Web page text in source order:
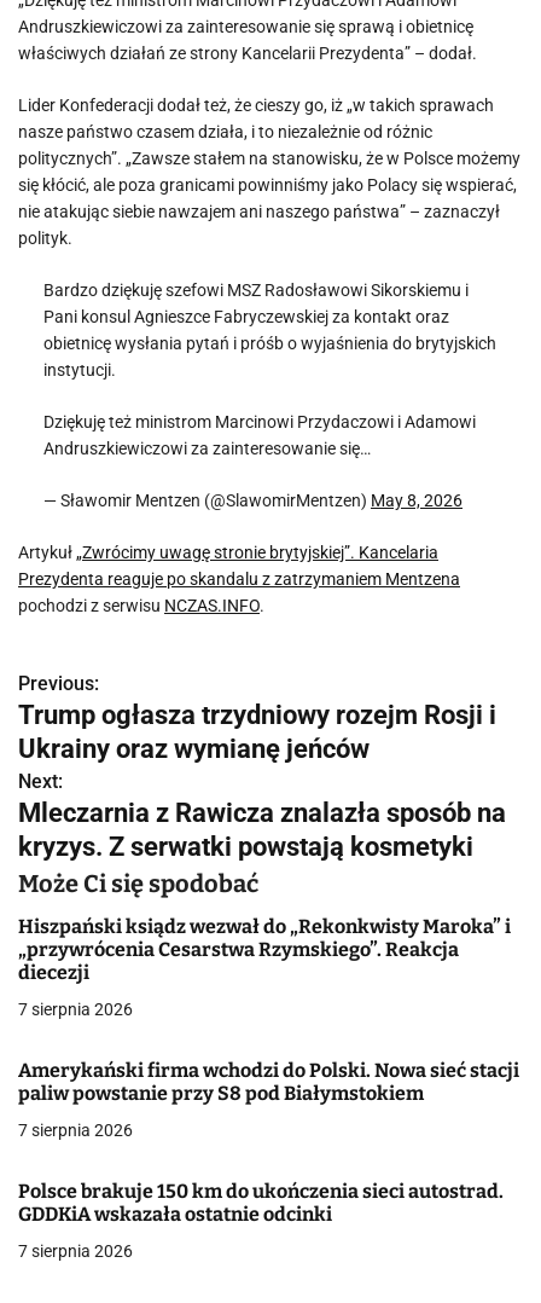
Andruszkiewiczowi za zainteresowanie się sprawą i obietnicę
właściwych działań ze strony Kancelarii Prezydenta” – dodał.
Lider Konfederacji dodał też, że cieszy go, iż „w takich sprawach
nasze państwo czasem działa, i to niezależnie od różnic
politycznych”. „Zawsze stałem na stanowisku, że w Polsce możemy
się kłócić, ale poza granicami powinniśmy jako Polacy się wspierać,
nie atakując siebie nawzajem ani naszego państwa” – zaznaczył
polityk.
Bardzo dziękuję szefowi MSZ Radosławowi Sikorskiemu i
Pani konsul Agnieszce Fabryczewskiej za kontakt oraz
obietnicę wysłania pytań i próśb o wyjaśnienia do brytyjskich
instytucji.
Dziękuję też ministrom Marcinowi Przydaczowi i Adamowi
Andruszkiewiczowi za zainteresowanie się…
— Sławomir Mentzen (@SlawomirMentzen) May 8, 2026
Artykuł„Zwrócimy uwagę stronie brytyjskiej”. Kancelaria
Prezydenta reaguje po skandalu z zatrzymaniem Mentzena
pochodzi z serwisu NCZAS.INFO.
N
a
w
i
g
a
c
j
a
w
i
s
Previous:
Trump ogłasza trzydniowy rozejm Rosji i
Ukrainy oraz wymianę jeńców
Next:
Mleczarnia z Rawicza znalazła sposób na
kryzys. Z serwatki powstają kosmetyki
Może Ci się spodobać
Hiszpański ksiądz wezwał do „Rekonkwisty Maroka” i
„przywrócenia Cesarstwa Rzymskiego”. Reakcja
diecezji
7 sierpnia 2026
Amerykański firma wchodzi do Polski. Nowa sieć stacji
paliw powstanie przy S8 pod Białymstokiem
7 sierpnia 2026
Polsce brakuje 150 km do ukończenia sieci autostrad.
GDDKiA wskazała ostatnie odcinki
7 sierpnia 2026